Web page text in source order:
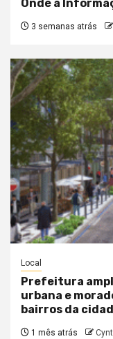
Onde a
3 semanas atrás
Local
Prefeitura
urbana e
bairros da
1 mês atrás